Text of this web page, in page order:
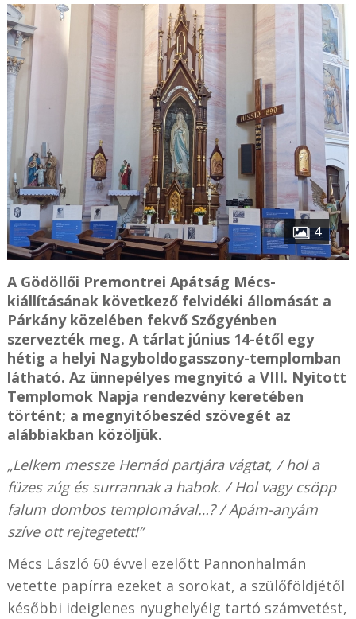
4
A Gödöllői Premontrei Apátság Mécs-
kiállításának következő felvidéki állomását a
Párkány közelében fekvő Szőgyénben
szervezték meg. A tárlat június 14-étől egy
hétig a helyi Nagyboldogasszony-templomban
látható. Az ünnepélyes megnyitó a VIII. Nyitott
Templomok Napja rendezvény keretében
történt; a megnyitóbeszéd szövegét az
alábbiakban közöljük.
„Lelkem messze Hernád partjára vágtat, / hol a
füzes zúg és surrannak a habok. / Hol vagy csöpp
falum dombos templomával…? / Apám-anyám
szíve ott rejtegetett!”
Mécs László 60 évvel ezelőtt Pannonhalmán
vetette papírra ezeket a sorokat, a szülőföldjétől
későbbi ideiglenes nyughelyéig tartó számvetést,